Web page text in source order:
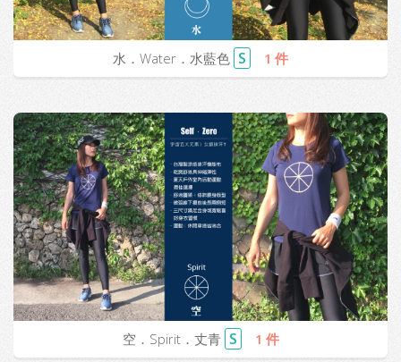
水．Water．水藍色 S 1 件
空．Spirit．丈青 S 1 件